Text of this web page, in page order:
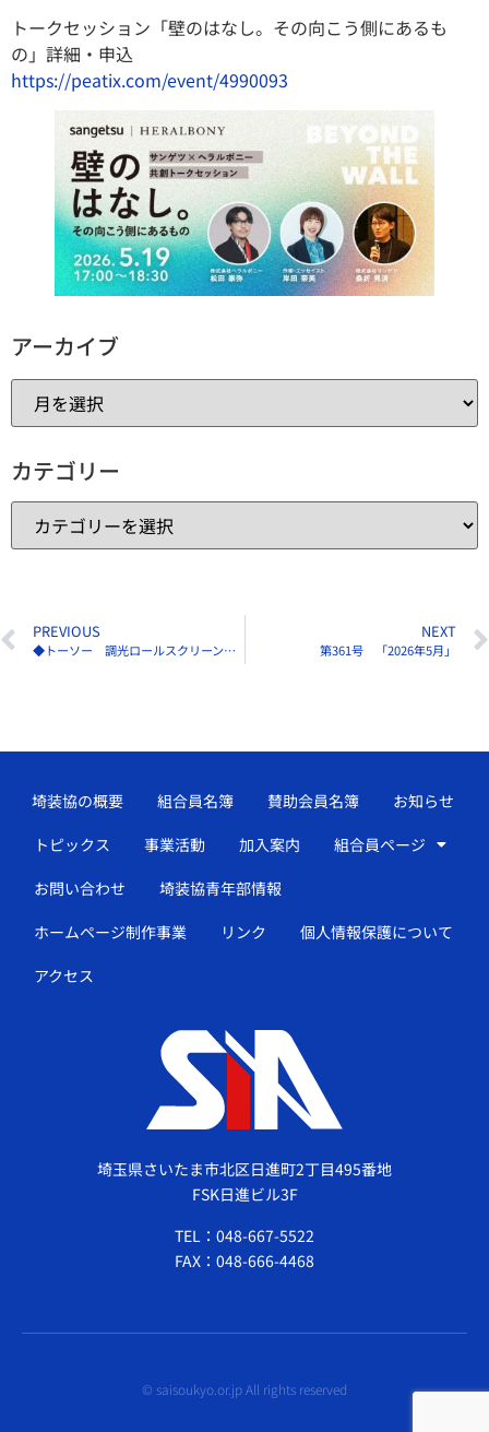
トークセッション「壁のはなし。その向こう側にあるも
の」詳細・申込
https://peatix.com/event/4990093
アーカイブ
カテゴリー
PREVIOUS
◆トーソー 調光ロールスクリーンに遮熱機能を拡充してリニューアル
NEXT
第361号 「2026年5月」
埼玉県さいたま市北区日進町2丁目495番地
FSK日進ビル3F
TEL：048-667-5522
FAX：048-666-4468
埼装協の概要 組合員名簿 賛助会員名簿
お知らせ
トピックス
事業活動 加入案内
組合員ページ
お問い合わせ
埼装協青年部情報
ホームページ制作事業
リンク
個人情報保護について
アクセス
© saisoukyo.or.jp All rights reserved